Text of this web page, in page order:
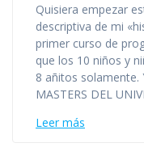
Quisiera empezar
descriptiva de mi
primer curso de
que los 10 niños y
8 añitos solamente.
MASTERS DEL
Leer más